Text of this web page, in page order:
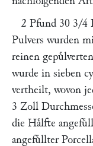
2 Pfund 30 3/4
Pulvers wurden
reinen
wurde in sieben
vertheilt, wovon
3 Zoll
die Haͤlfte
angefuͤllter